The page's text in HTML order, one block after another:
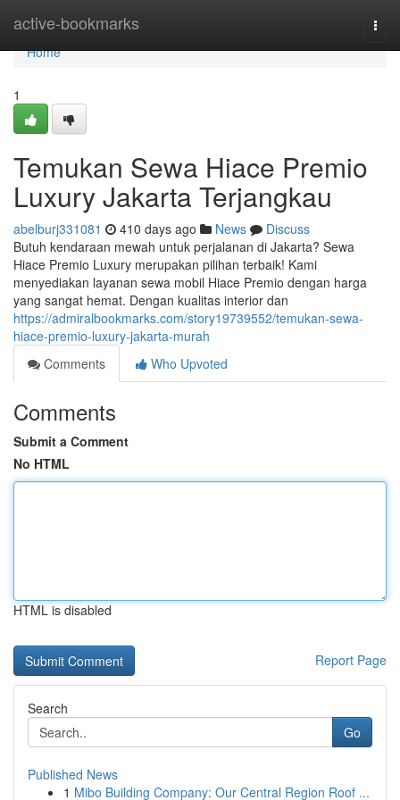
active-bookmarks
Home
Home
1
Temukan Sewa Hiace Premio
Luxury Jakarta Terjangkau
abelburj331081 410 days ago News
Discuss
Butuh kendaraan mewah untuk perjalanan di Jakarta? Sewa
Hiace Premio Luxury merupakan pilihan terbaik! Kami
menyediakan layanan sewa mobil Hiace Premio dengan harga
yang sangat hemat. Dengan kualitas interior dan
https://admiralbookmarks.com/story19739552/temukan-sewa-
hiace-premio-luxury-jakarta-murah
Comments
Who Upvoted
Comments
Submit a Comment
No HTML
HTML is disabled
Report Page
Search
Go
Published News
1 Mibo Building Company: Our Central Region Roof ...